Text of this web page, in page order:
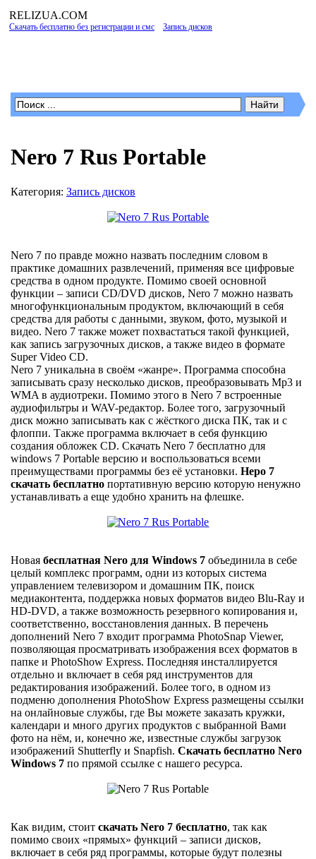
RELIZUA.COM
Скачать бесплатно без регистрации и смс Запись дисков
Nero 7 Rus Portable
Категория: Запись дисков
Nero 7 по правде можно назвать последним словом в
практике домашних развлечений, применяя все цифровые
средства в одном продукте. Помимо своей основной
функции – записи CD/DVD дисков, Nero 7 можно назвать
многофункциональным продуктом, включающий в себя
средства для работы с данными, звуком, фото, музыкой и
видео. Nero 7 также может похвастаться такой функцией,
как запись загрузочных дисков, а также видео в формате
Super Video CD.
Nero 7 уникальна в своём «жанре». Программа способна
записывать сразу несколько дисков, преобразовывать Mp3 и
WMA в аудиотреки. Помимо этого в Nero 7 встроенные
аудиофильтры и WAV-редактор. Более того, загрузочный
диск можно записывать как с жёсткого диска ПК, так и с
флоппи. Также программа включает в себя функцию
создания обложек CD. Скачать Nero 7 бесплатно для
windows 7 Portable версию и воспользоваться всеми
преимуществами программы без её установки. Неро 7
скачать бесплатно портативную версию которую ненужно
устанавливать а еще удобно хранить на флешке.
Новая бесплатная Nero для Windows 7 объединила в себе
целый комплекс программ, одни из которых система
управлением телевизором и домашним ПК, поиск
медиаконтента, поддержка новых форматов видео Blu-Ray и
HD-DVD, а также возможность резервного копирования и,
соответственно, восстановления данных. В перечень
дополнений Nero 7 входит программа PhotoSnap Viewer,
позволяющая просматривать изображения всех форматов в
папке и PhotoShow Express. Последняя инсталлируется
отдельно и включает в себя ряд инструментов для
редактирования изображений. Более того, в одном из
подменю дополнения PhotoShow Express размещены ссылки
на онлайновые службы, где Вы можете заказать кружки,
календари и много других продуктов с выбранной Вами
фото на нём, и, конечно же, известные службы загрузок
изображений Shutterfly и Snapfish. Скачать бесплатно Nero
Windows 7 по прямой ссылке с нашего ресурса.
Как видим, стоит скачать Nero 7 бесплатно, так как
помимо своих «прямых» функций – записи дисков,
включает в себя ряд программы, которые будут полезны